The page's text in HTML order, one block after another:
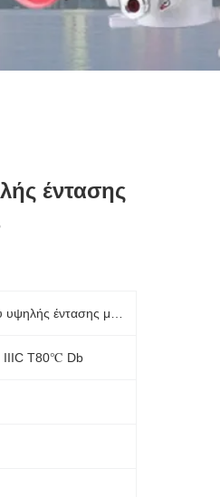
έντασης
IIIC T80℃ Db